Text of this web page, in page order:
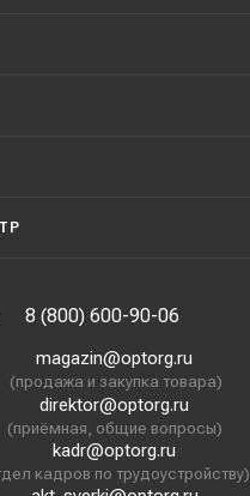
8 (800) 600-90-06
magazin@optorg.ru
(продажа и закупка товара)
direktor@optorg.ru
(приёмная, общие вопросы)
kadr@optorg.ru
кадров по трудоустройству)